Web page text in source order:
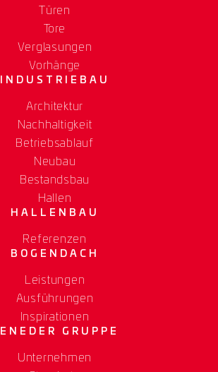
Türen
Tore
Verglasungen
Vorhänge
INDUSTRIEBAU
Architektur
Nachhaltigkeit
Betriebsablauf
Neubau
Bestandsbau
Hallen
HALLENBAU
Referenzen
BOGENDACH
Leistungen
Ausführungen
Inspirationen
GRUPPE
Unternehmen